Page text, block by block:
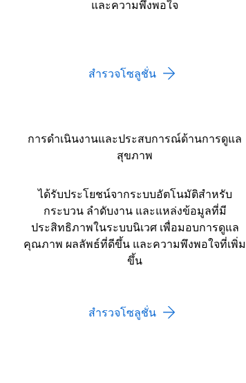
และความพึงพอใจ
สำรวจโซลูชั่น
การดำเนินงานและประสบการณ์ด้านการดูแล
สุขภาพ
ได้รับประโยชน์จากระบบอัตโนมัติสำหรับ
กระบวน ลำดับงาน และแหล่งข้อมูลที่มี
ประสิทธิภาพในระบบนิเวศ เพื่อมอบการดูแล
คุณภาพ ผลลัพธ์ที่ดีขึ้น และความพึงพอใจที่เพิ่ม
ขึ้น
สำรวจโซลูชั่น